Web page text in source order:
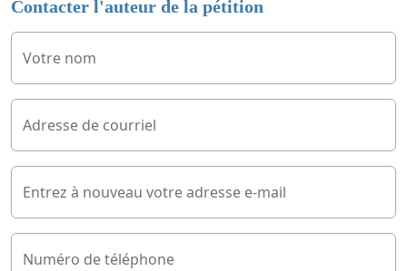
Contacter l'auteur de la pétition
Votre nom
Adresse de courriel
Entrez à nouveau votre adresse e-mail
Numéro de téléphone